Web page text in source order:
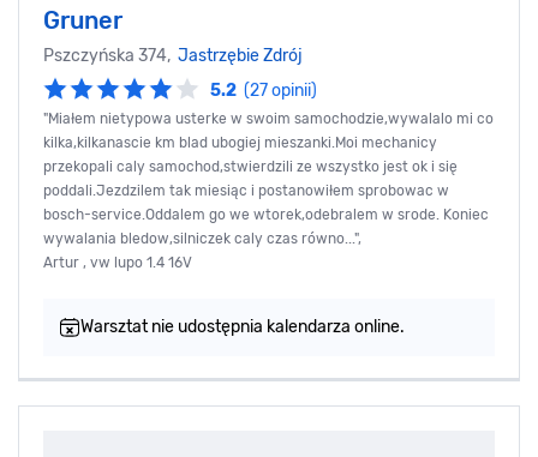
Gruner
Pszczyńska 374, Jastrzębie Zdrój
5.2 (27 opinii)
"Miałem nietypowa usterke w swoim samochodzie,wywalalo mi co
kilka,kilkanascie km blad ubogiej mieszanki.Moi mechanicy
przekopali caly samochod,stwierdzili ze wszystko jest ok i się
poddali.Jezdzilem tak miesiąc i postanowiłem sprobowac w
bosch-service.Oddalem go we wtorek,odebralem w srode. Koniec
wywalania bledow,silniczek caly czas równo...",
Artur , vw lupo 1.4 16V
Warsztat nie udostępnia kalendarza online.